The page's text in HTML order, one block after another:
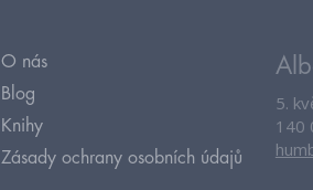
O nás
Blog
Knihy
Zásady ochrany osobních údajů
5.
140